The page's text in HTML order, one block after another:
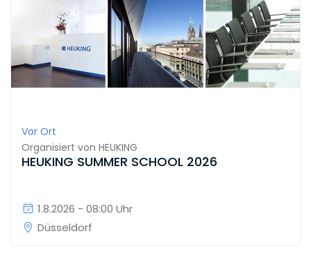
Vor Ort
Organisiert von HEUKING
HEUKING SUMMER SCHOOL 2026
1.8.2026 - 08:00 Uhr
Düsseldorf